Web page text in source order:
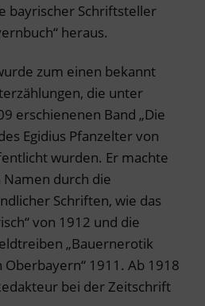
bayrischer Schriftsteller
heraus.
zum einen bekannt
die unter
erschienenen Band „Die
Egidius Pfanzelter von
wurden. Er machte
Namen durch die
Schriften, wie das
von 1912 und die
„Bauernerotik
1911. Ab 1918
bei der Zeitschrift